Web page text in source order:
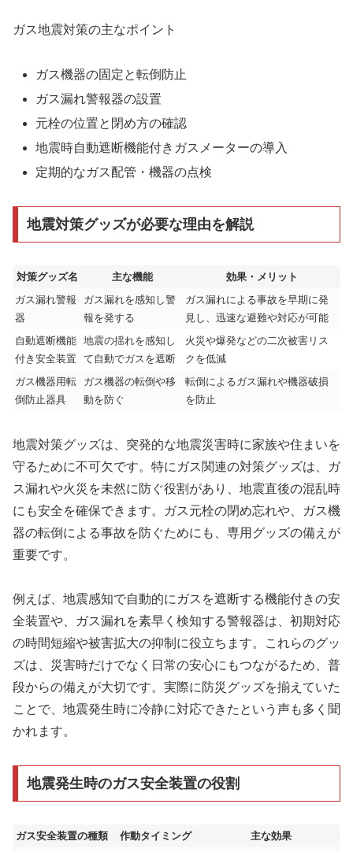
ガス地震対策の主なポイント
ガス機器の固定と転倒防止
ガス漏れ警報器の設置
元栓の位置と閉め方の確認
地震時自動遮断機能付きガスメーターの導入
定期的なガス配管・機器の点検
地震対策グッズが必要な理由を解説
対策グッズ名 主な機能
効果・メリット
ガス漏れ警報
器
ガス漏れを感知し警
報を発する
ガス漏れによる事故を早期に発
見し、迅速な避難や対応が可能
自動遮断機能
付き安全装置
地震の揺れを感知し
て自動でガスを遮断
火災や爆発などの二次被害リス
クを低減
ガス機器用転
倒防止器具
ガス機器の転倒や移
動を防ぐ
転倒によるガス漏れや機器破損
を防止
地震対策グッズは、突発的な地震災害時に家族や住まいを
守るために不可欠です。特にガス関連の対策グッズは、ガ
ス漏れや火災を未然に防ぐ役割があり、地震直後の混乱時
にも安全を確保できます。ガス元栓の閉め忘れや、ガス機
器の転倒による事故を防ぐためにも、専用グッズの備えが
重要です。
例えば、地震感知で自動的にガスを遮断する機能付きの安
全装置や、ガス漏れを素早く検知する警報器は、初期対応
の時間短縮や被害拡大の抑制に役立ちます。これらのグッ
ズは、災害時だけでなく日常の安心にもつながるため、普
段からの備えが大切です。実際に防災グッズを揃えていた
ことで、地震発生時に冷静に対応できたという声も多く聞
かれます。
地震発生時のガス安全装置の役割
ガス安全装置の種類 作動タイミング
主な効果